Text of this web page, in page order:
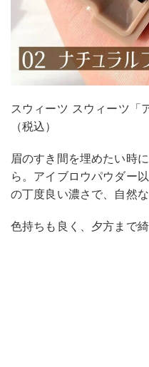
スウィーツ スウィーツ「
（税込）
眉のすき間を埋めたい時
ら。アイブロウパウダー
の丁度良い濃さで、自然
色持ちも良く、夕方まで